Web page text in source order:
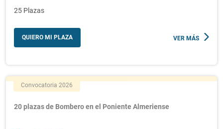
25 Plazas
QUIERO MI PLAZA VER MÁS
Convocatoria 2026
20 plazas de Bombero en el Poniente Almeriense